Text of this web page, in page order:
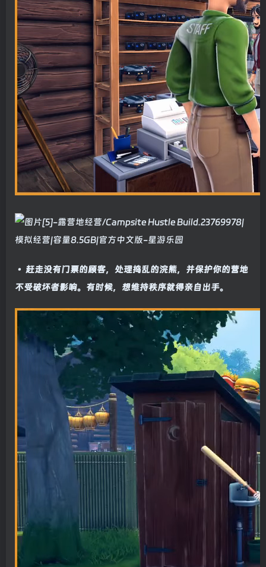
• 赶走没有门票的顾客，处理捣乱的浣熊，并保护你的营地
不受破坏者影响。有时候，想维持秩序就得亲自出手。